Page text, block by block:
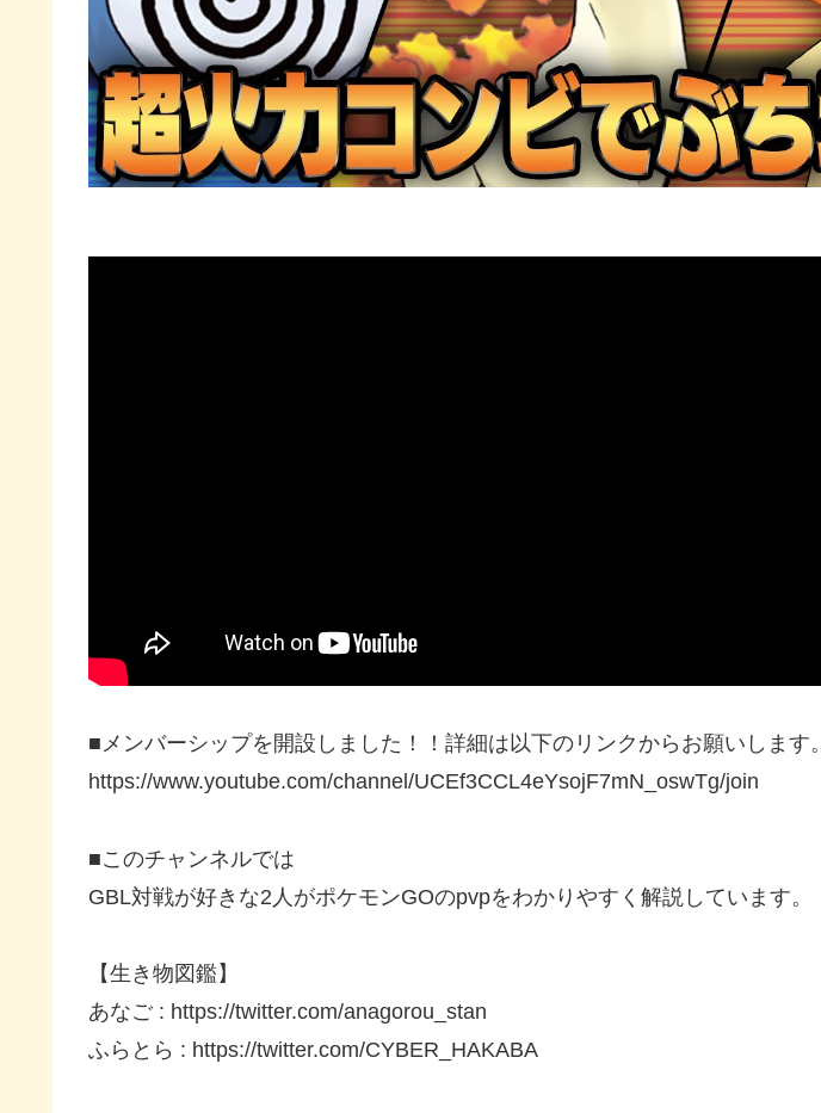
■メンバーシップを開設しました！！詳細は以下のリンクからお願いします。
https://www.youtube.com/channel/UCEf3CCL4eYsojF7mN_oswTg/join
■このチャンネルでは
GBL対戦が好きな2人がポケモンGOのpvpをわかりやすく解説しています。
【生き物図鑑】
あなご : https://twitter.com/anagorou_stan
ふらとら : https://twitter.com/CYBER_HAKABA